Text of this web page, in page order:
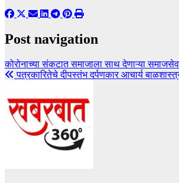
Post navigation
कोरोनाच्या संकटात समाजाला साथ देणाऱ्या
पत्रकारितेचे दीपस्तंभ दर्पणकार आचार्य